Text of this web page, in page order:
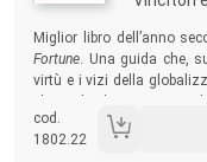
Sommario:
Miglior libro dell’anno
Fortune. Una guida che,
virtù e i vizi della
che i critici della
cod.
1802.22